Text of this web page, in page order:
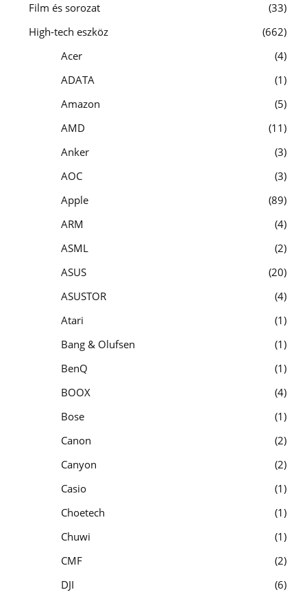
Film és sorozat
33
High-tech eszköz
662
Acer
4
ADATA
1
Amazon
5
AMD
11
Anker
3
AOC
3
Apple
89
ARM
4
ASML
2
ASUS
20
ASUSTOR
4
Atari
1
Bang & Olufsen
1
BenQ
1
BOOX
4
Bose
1
Canon
2
Canyon
2
Casio
1
Choetech
1
Chuwi
1
CMF
2
DJI
6